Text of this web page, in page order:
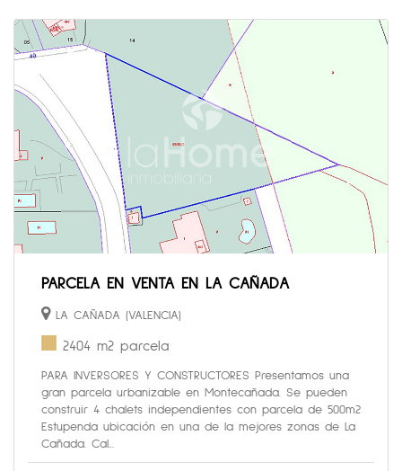
PARCELA EN VENTA EN LA CAÑADA
LA CAÑADA (VALENCIA)
2404 m2 parcela
PARA INVERSORES Y CONSTRUCTORES Presentamos una
gran parcela urbanizable en Montecañada. Se pueden
construir 4 chalets independientes con parcela de 500m2
Estupenda ubicación en una de la mejores zonas de La
Cañada. Cal...